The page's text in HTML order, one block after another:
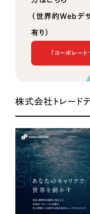
Works
制作実績
全国1,400社以上の支援
ブックマー
すべて （624件）
（世界的Webデ
有り）
「コーポレー
株式会社トレード